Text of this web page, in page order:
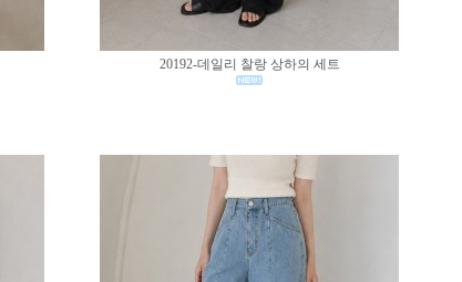
20192-데일리 찰랑 상하의 세트